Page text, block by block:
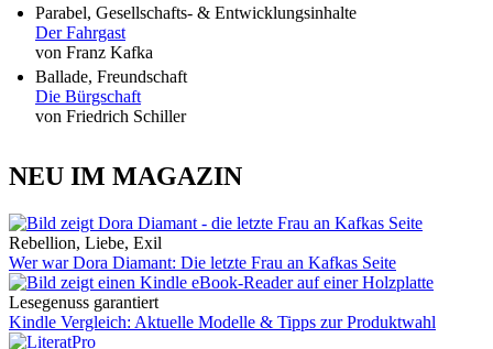
Parabel, Gesellschafts- & Entwicklungsinhalte
Der Fahrgast
von Franz Kafka
Ballade, Freundschaft
Die Bürgschaft
von Friedrich Schiller
NEU IM MAGAZIN
Rebellion, Liebe, Exil
Wer war Dora Diamant: Die letzte Frau an Kafkas Seite
Lesegenuss garantiert
Kindle Vergleich: Aktuelle Modelle & Tipps zur Produktwahl